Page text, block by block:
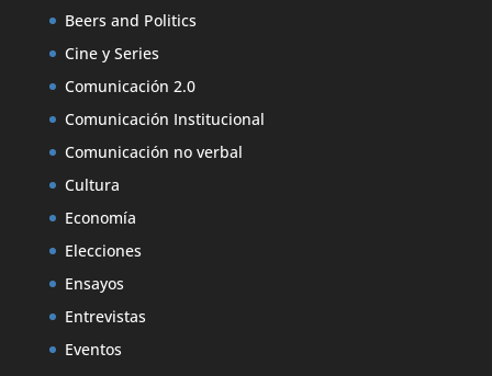
Beers and Politics
Cine y Series
Comunicación 2.0
Comunicación Institucional
Comunicación no verbal
Cultura
Economía
Elecciones
Ensayos
Entrevistas
Eventos